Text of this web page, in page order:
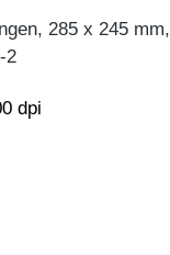
285 x 245 mm,
2
dpi